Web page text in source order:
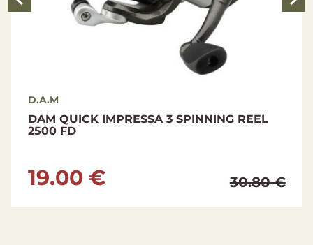
Max Drag: 8 kg
Line capacity m/mm: 140/0.25
REEL
30.80 €
Standard Spinner Stripe
2.52 €